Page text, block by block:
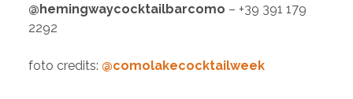
@hemingwaycocktailbarcomo – +39 391 179
2292
foto credits: @comolakecocktailweek